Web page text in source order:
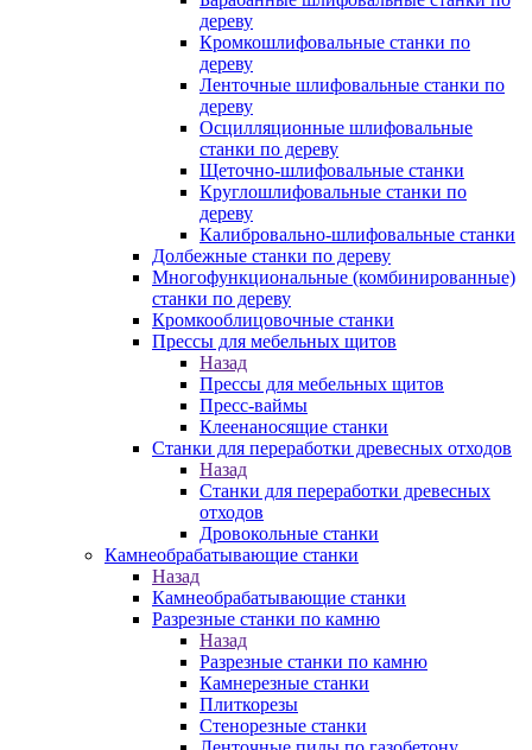
дереву
Кромкошлифовальные станки по
дереву
Ленточные шлифовальные станки по
дереву
Осцилляционные шлифовальные
станки по дереву
Щеточно-шлифовальные станки
Круглошлифовальные станки по
дереву
Калибровально-шлифовальные станки
Долбежные станки по дереву
Многофункциональные (комбинированные)
станки по дереву
Кромкооблицовочные станки
Прессы для мебельных щитов
Назад
Прессы для мебельных щитов
Пресс-ваймы
Клеенаносящие станки
Станки для переработки древесных отходов
Назад
Станки для переработки древесных
отходов
Дровокольные станки
Камнеобрабатывающие станки
Назад
Камнеобрабатывающие станки
Разрезные станки по камню
Назад
Разрезные станки по камню
Камнерезные станки
Плиткорезы
Стенорезные станки